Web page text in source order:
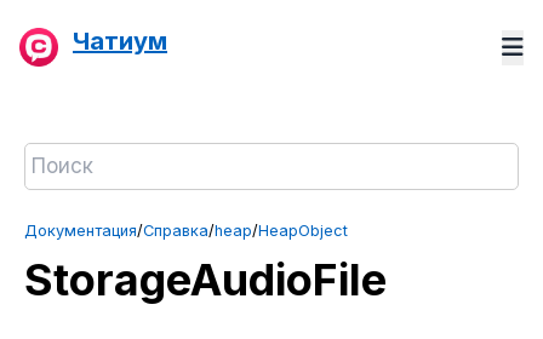
Чатиум
Документация/Справка/heap/HeapObject
StorageAudioFile